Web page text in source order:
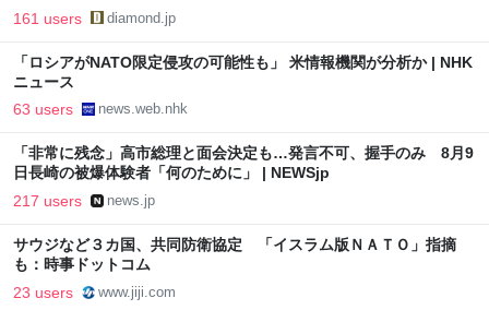
161 users diamond.jp
「ロシアがNATO限定侵攻の可能性も」 米情報機関が分析か | NHK
ニュース
63 users news.web.nhk
「非常に残念」高市総理と面会決定も…発言不可、握手のみ 8月9
日長崎の被爆体験者「何のために」 | NEWSjp
217 users news.jp
サウジなど３カ国、共同防衛協定 「イスラム版ＮＡＴＯ」指摘
も：時事ドットコム
23 users www.jiji.com